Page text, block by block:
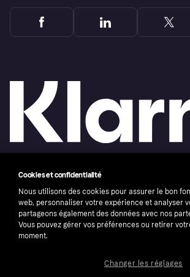
Copyright © 2005-2026 Klarna Bank AB (publ). Headquarters:
number: 556737-0431
ConditionsCookies
Cookies et confidentialité
Nous utilisons des cookies pour assurer le bon
web, personnaliser votre expérience et analyser
partageons également des données avec nos
Vous pouvez gérer vos préférences ou retirer
moment.
Changer les réglages